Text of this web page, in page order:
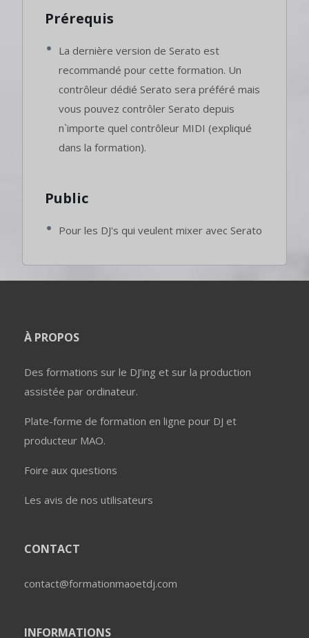
Prérequis
La dernière version de Serato est
recommandé pour cette formation. Un
contrôleur dédié Serato sera préféré mais
vous pouvez contrôler Serato depuis
n`importe quel contrôleur MIDI (expliqué
dans la formation).
Public
Pour les DJ's qui veulent mixer avec Serato
À PROPOS
Des formations sur le DJ’ing et sur la production
assistée par ordinateur.
Plate-forme de formation en ligne pour DJ et
producteur MAO.
Foire aux questions
Les avis de nos utilisateurs
CONTACT
contact@formationmaoetdj.com
INFORMATIONS